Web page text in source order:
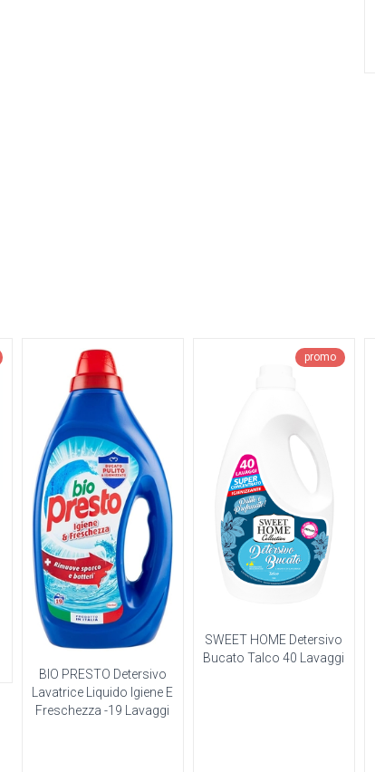
BIO PRESTO Detersivo
Lavatrice Liquido Igiene E
Freschezza -19 Lavaggi
promo
SWEET HOME Detersivo
Bucato Talco 40 Lavaggi